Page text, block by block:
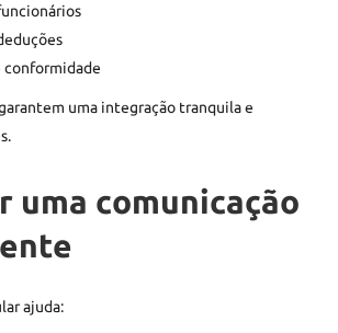
conformidade
uma integração tranquila e
uma comunicação
ajuda: